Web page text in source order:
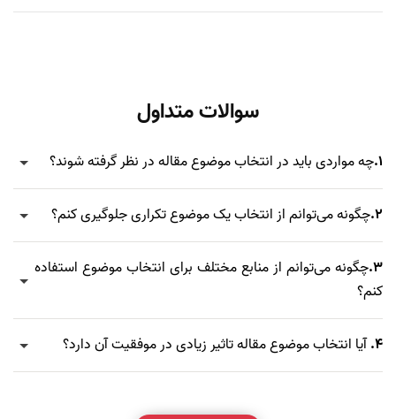
سوالات متداول
1.چه مواردی باید در انتخاب موضوع مقاله در نظر گرفته شوند؟
2.چگونه می‌توانم از انتخاب یک موضوع تکراری جلوگیری کنم؟
3.چگونه می‌توانم از منابع مختلف برای انتخاب موضوع استفاده
کنم؟
4. آیا انتخاب موضوع مقاله تاثیر زیادی در موفقیت آن دارد؟